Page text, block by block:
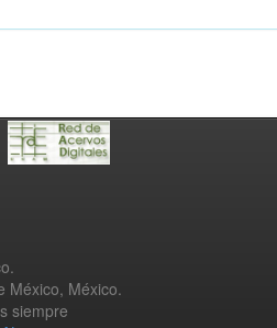
México, México.
siempre